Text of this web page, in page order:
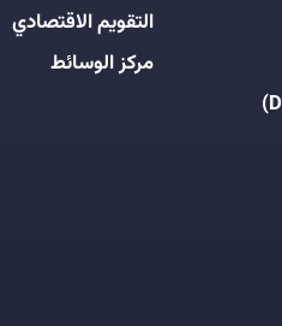
التقويم الاقتصادي
مركز الوسائط